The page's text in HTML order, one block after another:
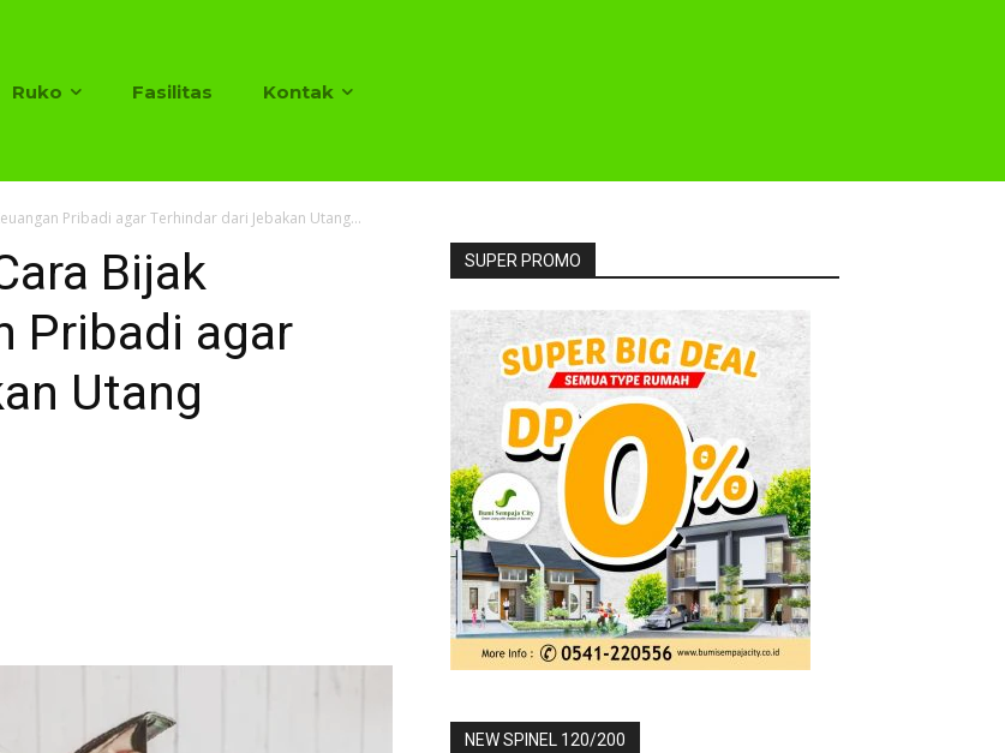
Ruko Fasilitas Kontak
Pribadi agar Terhindar dari Jebakan Utang...
Bijak
Pribadi agar
Utang
SUPER PROMO
NEW SPINEL 120/200